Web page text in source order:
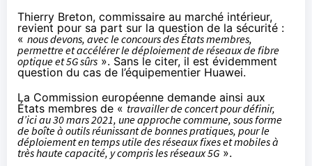
Thierry Breton, commissaire au marché intérieur,
revient pour sa part sur la question de la sécurité :
« nous devons, avec le concours des États membres,
permettre et accélérer le déploiement de réseaux de fibre
optique et 5G sûrs ». Sans le citer, il est évidemment
question du cas de l’équipementier Huawei.
La Commission européenne demande ainsi aux
États membres de «travailler de concert pour définir,
d’ici au 30 mars 2021, une approche commune, sous forme
de boîte à outils réunissant de bonnes pratiques, pour le
déploiement en temps utile des réseaux fixes et mobiles à
très haute capacité, y compris les réseaux 5G ».